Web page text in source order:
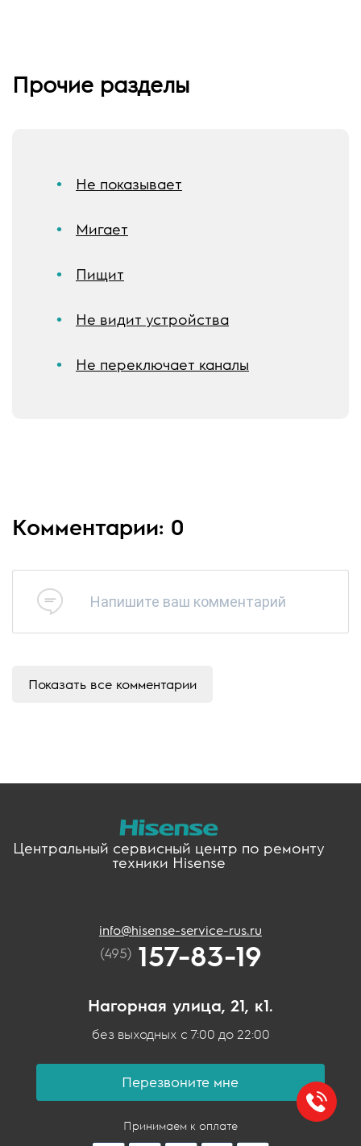
Прочие разделы
Не показывает
Мигает
Пищит
Не видит устройства
Не переключает каналы
Комментарии: 0
Напишите ваш комментарий
Показать все комментарии
Центральный сервисный центр по ремонту
техники Hisense
info@hisense-service-rus.ru
(495)157-83-19
Нагорная улица, 21, к1.
без выходных с 7:00 до 22:00
Перезвоните мне
Принимаем к оплате